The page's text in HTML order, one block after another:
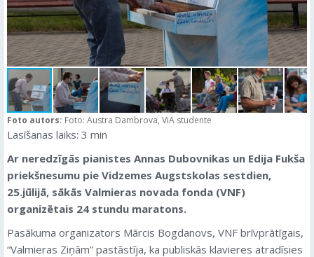
Foto autors: Foto: Austra Dambrova, ViA studente
Lasīšanas laiks: 3 min
Ar neredzīgās pianistes Annas Dubovnikas un Edija Fukša
priekšnesumu pie Vidzemes Augstskolas sestdien,
25.jūlijā, sākās Valmieras novada fonda (VNF)
organizētais 24 stundu maratons.
Pasākuma organizators Mārcis Bogdanovs, VNF brīvprātīgais,
“Valmieras Ziņām” pastāstīja, ka publiskās klavieres atradīsies